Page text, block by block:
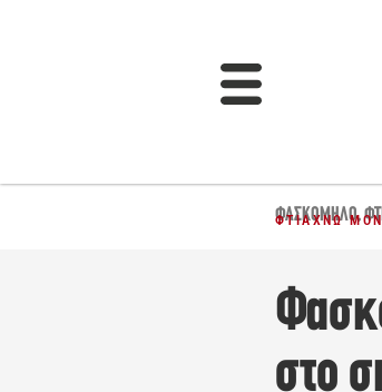
ΦΑΣΚΌΜΗΛΟ,
ΦΤΙΆΧΝΩ
στο